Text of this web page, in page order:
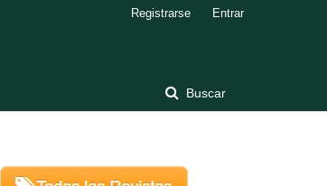
Buscar
Registrarse Entrar